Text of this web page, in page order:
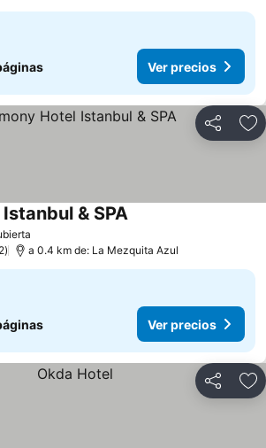
Ver precios
Compartir
& SPAVer precios
a 0.4 km de: La Mezquita Azul
Ver precios
Compartir